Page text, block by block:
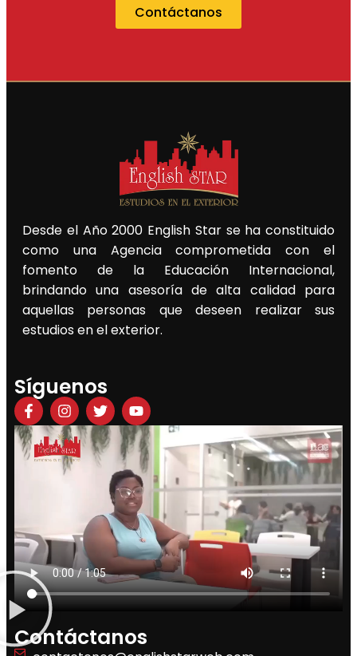
Contáctanos
Desde el Año 2000 English Star se ha constituido
como una Agencia comprometida con el
fomento de la Educación Internacional,
brindando una asesoría de alta calidad para
aquellas personas que deseen realizar sus
estudios en el exterior.
Síguenos
Contáctanos